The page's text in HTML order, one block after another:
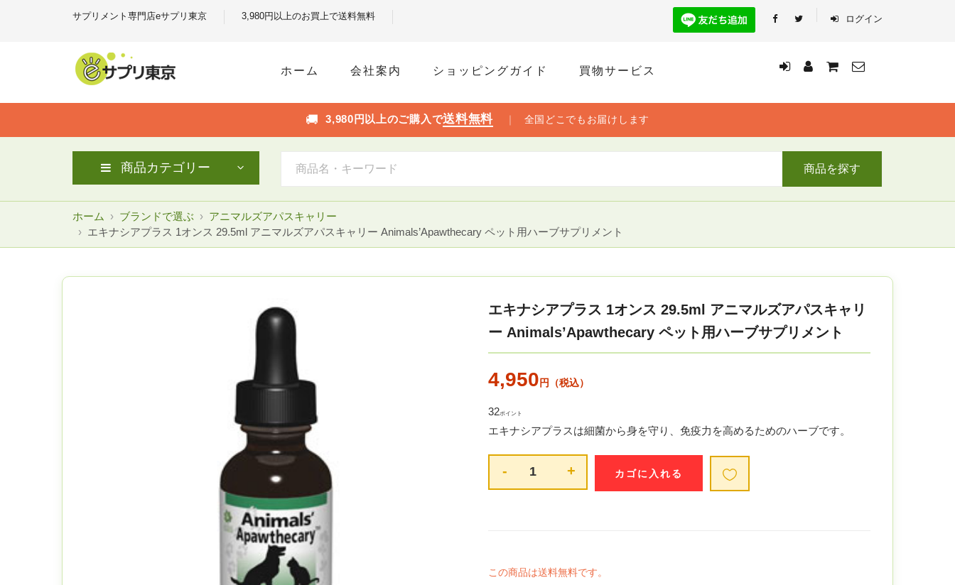
サプリメント専門店eサプリ東京 3,980円以上のお買上で送料無料 ログイン
ホーム 会社案内 ショッピングガイド 買物サービス
🚚 3,980円以上のご購入で送料無料 ｜ 全国どこでもお届けします
商品カテゴリー 商品を探す
ホーム ブランドで選ぶ
アニマルズアパスキャリー
エキナシアプラス 1オンス 29.5ml アニマルズアパスキャリー Animals’Apawthecary ペット用ハーブサプリメント
エキナシアプラス 1オンス 29.5ml アニマルズアパスキャリ
ー Animals’Apawthecary ペット用ハーブサプリメント
4,950 円（税込）
32ポイント
エキナシアプラスは細菌から身を守り、免疫力を高めるためのハーブです。
- +
この商品は送料無料です。